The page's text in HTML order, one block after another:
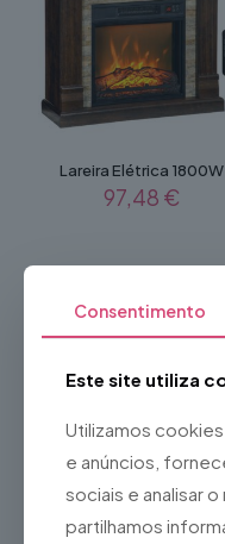
Lareira Elétrica 1800W
97,48 €
Consentimento
Este site utiliza
Utilizamos
e anúncios,
sociais e analisar
partilhamos